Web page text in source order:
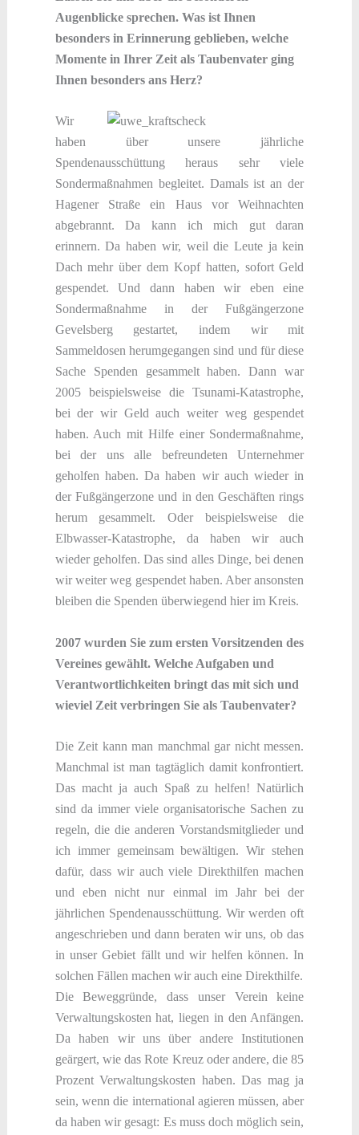
Augenblicke sprechen. Was ist Ihnen
besonders in Erinnerung geblieben, welche
Momente in Ihrer Zeit als Taubenvater ging
Ihnen besonders ans Herz?
Wir
haben über unsere jährliche
Spendenausschüttung heraus sehr viele
Sondermaßnahmen begleitet. Damals ist an der
Hagener Straße ein Haus vor Weihnachten
abgebrannt. Da kann ich mich gut daran
erinnern. Da haben wir, weil die Leute ja kein
Dach mehr über dem Kopf hatten, sofort Geld
gespendet. Und dann haben wir eben eine
Sondermaßnahme in der Fußgängerzone
Gevelsberg gestartet, indem wir mit
Sammeldosen herumgegangen sind und für diese
Sache Spenden gesammelt haben. Dann war
2005 beispielsweise die Tsunami-Katastrophe,
bei der wir Geld auch weiter weg gespendet
haben. Auch mit Hilfe einer Sondermaßnahme,
bei der uns alle befreundeten Unternehmer
geholfen haben. Da haben wir auch wieder in
der Fußgängerzone und in den Geschäften rings
herum gesammelt. Oder beispielsweise die
Elbwasser-Katastrophe, da haben wir auch
wieder geholfen. Das sind alles Dinge, bei denen
wir weiter weg gespendet haben. Aber ansonsten
bleiben die Spenden überwiegend hier im Kreis.
2007 wurden Sie zum ersten Vorsitzenden des
Vereines gewählt. Welche Aufgaben und
Verantwortlichkeiten bringt das mit sich und
wieviel Zeit verbringen Sie als Taubenvater?
Die Zeit kann man manchmal gar nicht messen.
Manchmal ist man tagtäglich damit konfrontiert.
Das macht ja auch Spaß zu helfen! Natürlich
sind da immer viele organisatorische Sachen zu
regeln, die die anderen Vorstandsmitglieder und
ich immer gemeinsam bewältigen. Wir stehen
dafür, dass wir auch viele Direkthilfen machen
und eben nicht nur einmal im Jahr bei der
jährlichen Spendenausschüttung. Wir werden oft
angeschrieben und dann beraten wir uns, ob das
in unser Gebiet fällt und wir helfen können. In
solchen Fällen machen wir auch eine Direkthilfe.
Die Beweggründe, dass unser Verein keine
Verwaltungskosten hat, liegen in den Anfängen.
Da haben wir uns über andere Institutionen
geärgert, wie das Rote Kreuz oder andere, die 85
Prozent Verwaltungskosten haben. Das mag ja
sein, wenn die international agieren müssen, aber
da haben wir gesagt: Es muss doch möglich sein,